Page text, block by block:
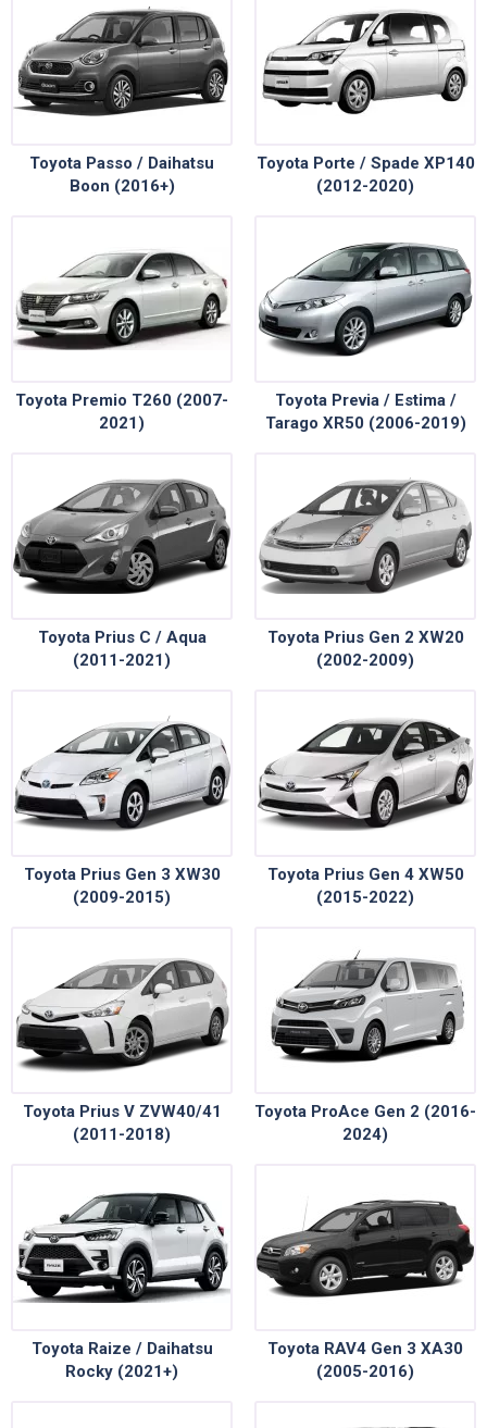
Toyota Passo / Daihatsu
Boon (2016+)
Toyota Porte / Spade XP140
(2012-2020)
Toyota Premio T260 (2007-
2021)
Toyota Previa / Estima /
Tarago XR50 (2006-2019)
Toyota Prius C / Aqua
(2011-2021)
Toyota Prius Gen 2 XW20
(2002-2009)
Toyota Prius Gen 3 XW30
(2009-2015)
Toyota Prius Gen 4 XW50
(2015-2022)
Toyota Prius V ZVW40/41
(2011-2018)
Toyota ProAce Gen 2 (2016-
2024)
Toyota Raize / Daihatsu
Rocky (2021+)
Toyota RAV4 Gen 3 XA30
(2005-2016)